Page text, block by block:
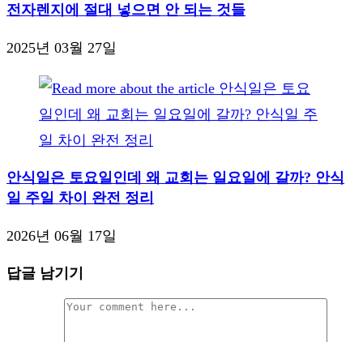
전자렌지에 절대 넣으면 안 되는 것들
2025년 03월 27일
안식일은 토요일인데 왜 교회는 일요일에 갈까? 안식
일 주일 차이 완전 정리
2026년 06월 17일
답글 남기기